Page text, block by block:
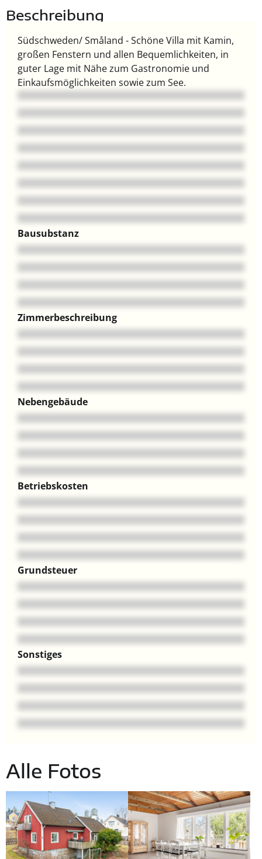
Beschreibung
Südschweden/ Småland - Schöne Villa mit Kamin,
großen Fenstern und allen Bequemlichkeiten, in
guter Lage mit Nähe zum Gastronomie und
Einkaufsmöglichkeiten sowie zum See.
Bausubstanz
Zimmerbeschreibung
Nebengebäude
Betriebskosten
Grundsteuer
Sonstiges
Alle Fotos